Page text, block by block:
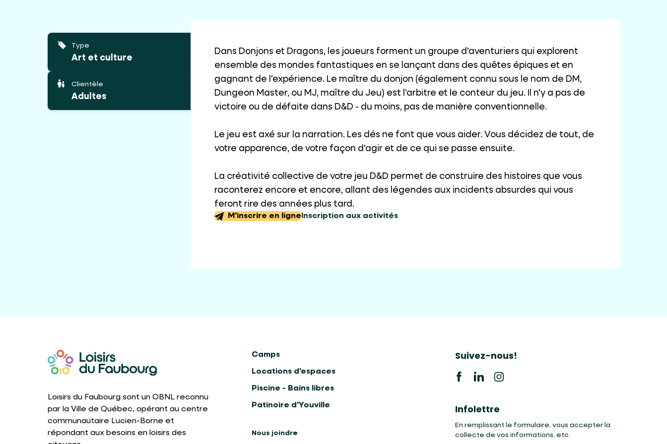
Type
Art et culture
Clientèle
Adultes
Dans Donjons et Dragons, les joueurs forment un groupe d'aventuriers qui explorent
ensemble des mondes fantastiques en se lançant dans des quêtes épiques et en
gagnant de l'expérience. Le maître du donjon (également connu sous le nom de DM,
Dungeon Master, ou MJ, maître du Jeu) est l'arbitre et le conteur du jeu. Il n'y a pas de
victoire ou de défaite dans D&D - du moins, pas de manière conventionnelle.
Le jeu est axé sur la narration. Les dés ne font que vous aider. Vous décidez de tout, de
votre apparence, de votre façon d'agir et de ce qui se passe ensuite.
La créativité collective de votre jeu D&D permet de construire des histoires que vous
raconterez encore et encore, allant des légendes aux incidents absurdes qui vous
feront rire des années plus tard.
M'inscrire en ligne Inscription aux activités
Loisirs du Faubourg sont un OBNL reconnu
par la Ville de Québec, opérant au centre
communautaire Lucien-Borne et
répondant aux besoins en loisirs des
Camps
Locations d'espaces
Piscine - Bains libres
Patinoire d'Youville
Nous joindre
Suivez-nous!
Infolettre
En remplissant le formulaire, vous accepter la
collecte de vos informations, etc.